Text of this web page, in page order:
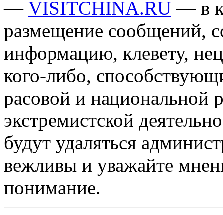
— VISITCHINA.RU — в
размещение сообщений,
информацию, клевету,
кого-либо,
расовой и национальной
экстремистской
будут удаляться
вежливы и уважайте
понимание.